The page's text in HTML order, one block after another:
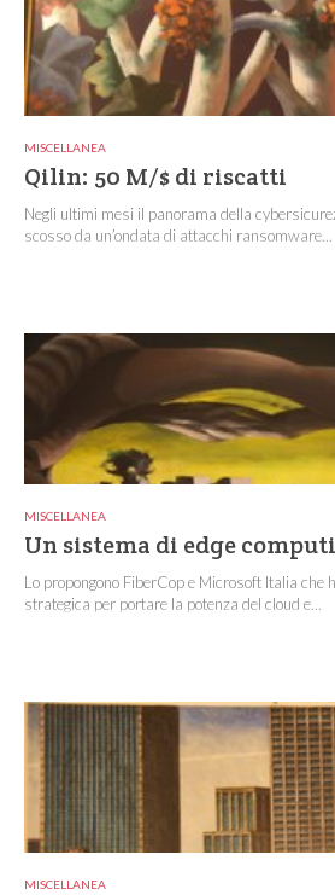
MISCELLANEA
Qilin: 50 M/$ di riscatti
Negli ultimi mesi il panorama della
scosso da un’ondata di attacchi ransomware...
MISCELLANEA
Un sistema di edge
Lo propongono FiberCop e Microsoft Italia che
strategica per portare la potenza del cloud e...
MISCELLANEA